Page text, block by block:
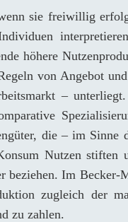
sie freiwillig
höhere
von Angebot
– unterliegt.
die – im Sinne
Nutzen stiften
beziehen. Im
zugleich der
zu zahlen.